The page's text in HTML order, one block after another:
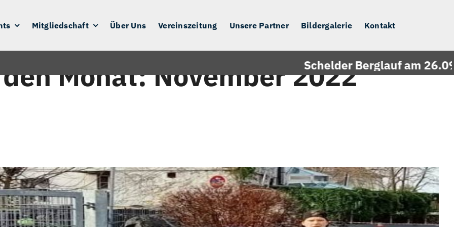
Mitgliedschaft Über Uns Vereinszeitung Unsere Partner Bildergalerie Kontakt
Schelder Berglauf am 26.09.2026
Monat:November 2022